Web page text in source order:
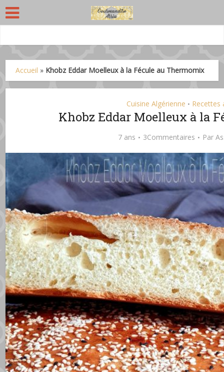
Accueil » Khobz Eddar Moelleux à la Fécule au Thermomix
Cuisine Algérienne • Recettes
Khobz Eddar Moelleux à la
7 ans 3Commentaires Par